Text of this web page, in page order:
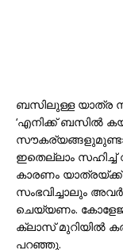
ബസിലുള്ള യാത്ര
‘എനിക്ക് ബസിൽ
ഇതെല്ലാം
കാരണം യാത്രയ്ക്ക്
സംഭവിച്ചാലും
ചെയ്യണം.
ക്ലാസ് മുറിയിൽ
പറഞ്ഞു.